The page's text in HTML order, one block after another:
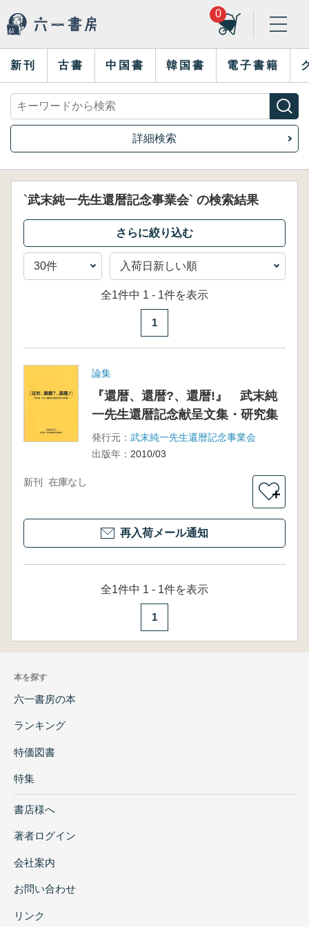
0
新刊 古書 中国書 韓国書 電子書籍
詳細検索
`武末純一先生還暦記念事業会` の検索結果
全1件中 1 - 1件を表示
1
論集
『還暦、還暦?、還暦!』 武末純
一先生還暦記念献呈文集・研究集
発行元： 武末純一先生還暦記念事業会
出版年： 2010/03
新刊 在庫なし
＋
再入荷メール通知
全1件中 1 - 1件を表示
1
本を探す
六一書房の本
ランキング
特価図書
特集
書店様へ
著者ログイン
会社案内
お問い合わせ
リンク